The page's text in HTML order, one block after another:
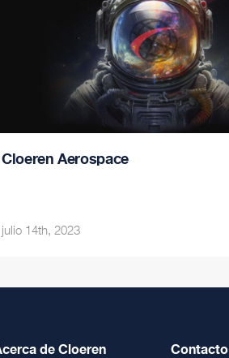
Cloeren Aerospace
julio 14th, 2023
de Cloeren Contacto